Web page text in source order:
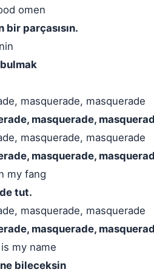
omen
parçasısın.
masquerade, masquerade
masquerade,
masquerade, masquerade
masquerade,
my fang
tut.
masquerade, masquerade
masquerade,
my name
ne bileceksin